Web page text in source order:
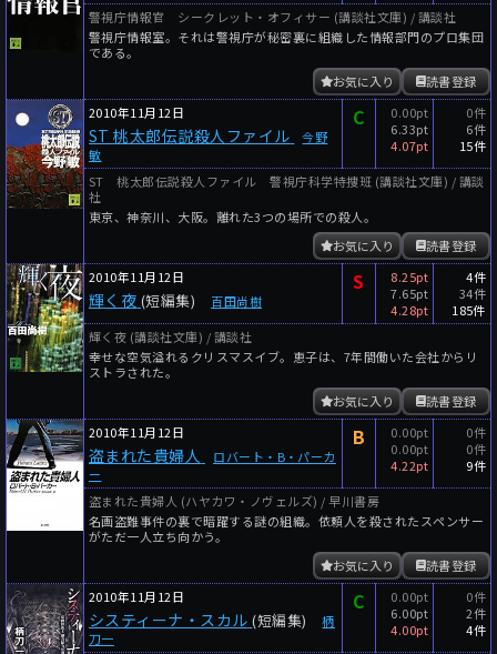
警視庁情報官 シークレット・オフィサー (講談社文庫) / 講談社
警視庁情報室。それは警視庁が秘密裏に組織した情報部門のプロ集団
である。
読書登録
お気に入り
2010年11月12日
ST 桃太郎伝説殺人ファイル
今野
敏
C
0.00pt
6.33pt
4.07pt
0件
6件
15件
ST 桃太郎伝説殺人ファイル 警視庁科学特捜班 (講談社文庫) / 講談
社
東京、神奈川、大阪。離れた3つの場所での殺人。
読書登録
お気に入り
2010年11月12日
輝く夜 (短編集) 百田尚樹
S
8.25pt
7.65pt
4.28pt
4件
34件
185件
輝く夜 (講談社文庫) / 講談社
幸せな空気溢れるクリスマスイブ。恵子は、7年間働いた会社からリ
ストラされた。
読書登録
お気に入り
2010年11月12日
盗まれた貴婦人
ロバート・B・パーカ
ー
B
0.00pt
0.00pt
4.22pt
0件
0件
9件
盗まれた貴婦人 (ハヤカワ・ノヴェルズ) / 早川書房
名画盗難事件の裏で暗躍する謎の組織。依頼人を殺されたスペンサー
がただ一人立ち向かう。
読書登録
お気に入り
2010年11月12日
システィーナ・スカル (短編集)
柄
刀一
C
0.00pt
6.00pt
4.00pt
0件
2件
4件